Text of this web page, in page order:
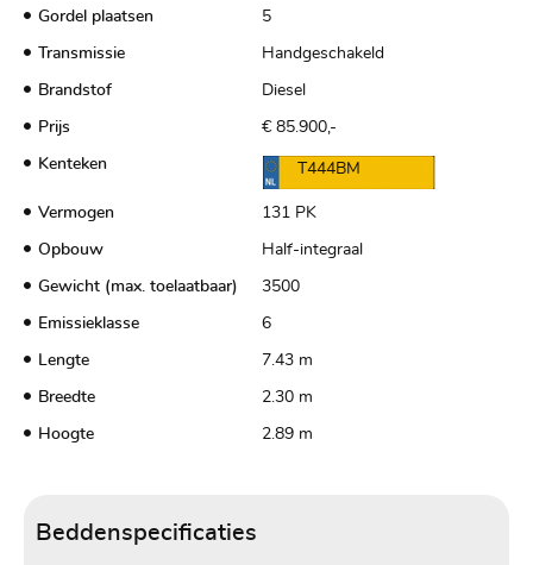
Gordel plaatsen 5
Transmissie Handgeschakeld
Brandstof Diesel
Prijs € 85.900,-
Kenteken T444BM
Vermogen 131 PK
Opbouw Half-integraal
Gewicht (max. toelaatbaar) 3500
Emissieklasse 6
Lengte 7.43 m
Breedte 2.30 m
Hoogte 2.89 m
Beddenspecificaties